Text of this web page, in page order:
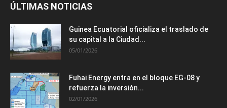
ÚLTIMAS NOTICIAS
Guinea Ecuatorial oficializa el traslado de
su capital a la Ciudad...
05/01/2026
Fuhai Energy entra en el bloque EG-08 y
refuerza la inversión...
02/01/2026